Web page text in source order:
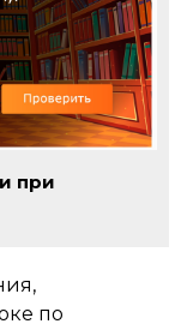
при
по